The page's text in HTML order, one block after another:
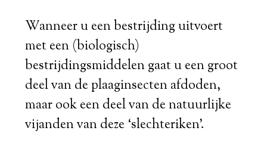
Wanneer u een bestrijding uitvoert
met een (biologisch)
bestrijdingsmiddelen gaat u een groot
deel van de plaaginsecten afdoden,
maar ook een deel van de natuurlijke
vijanden van deze ‘slechteriken’.